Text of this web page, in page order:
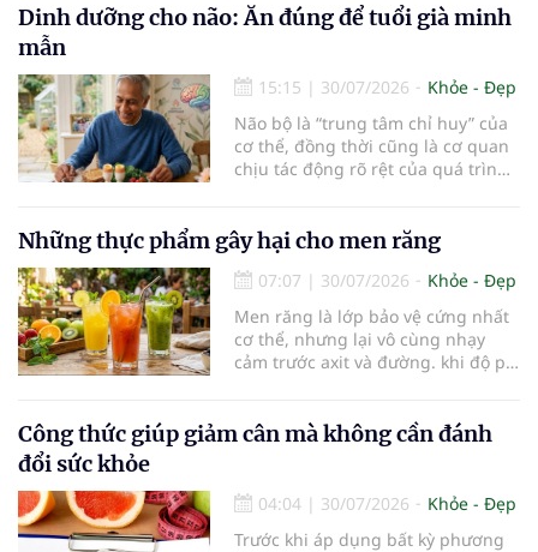
cho các hoạt động tập luyện
thường trở thành một thách thức
Dinh dưỡng cho não: Ăn đúng để tuổi già minh
mẫn
15:15 | 30/07/2026
Khỏe - Đẹp
Não bộ là “trung tâm chỉ huy” của
cơ thể, đồng thời cũng là cơ quan
chịu tác động rõ rệt của quá trình
mạnh, có thể góp phần bảo vệ tế
bào thần kinh, duy trì trí nhớ và
giúp NCT sống minh mẫn, tự chủ
lâu hơn.
Những thực phẩm gây hại cho men răng
07:07 | 30/07/2026
Khỏe - Đẹp
Men răng là lớp bảo vệ cứng nhất
cơ thể, nhưng lại vô cùng nhạy
cảm trước axit và đường. khi độ pH
đường cho vi khuẩn tấn công và
dẫn đến mòn men răng, sâu răng.
hại cho men răng.
Công thức giúp giảm cân mà không cần đánh
đổi sức khỏe
04:04 | 30/07/2026
Khỏe - Đẹp
Trước khi áp dụng bất kỳ phương